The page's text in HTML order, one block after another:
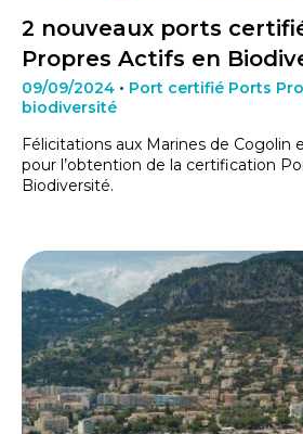
2 nouveaux ports
Propres Actifs en
09/09/2024 • Port certifié Ports
biodiversité
Félicitations aux Marines de Cogolin
pour l’obtention de la certification
Biodiversité.